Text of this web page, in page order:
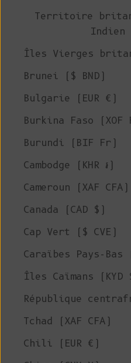
Territoire
Indien
Îles Vierges
Brunei ($ BND)
Bulgarie (EUR €)
Burkina Faso (XOF
Burundi (BIF Fr)
Cambodge (KHR ៛)
Cameroun (XAF CFA)
Canada (CAD $)
Cap Vert ($ CVE)
Caraïbes Pays-Bas
Îles Caïmans (KYD
République
Tchad (XAF CFA)
Chili (EUR €)